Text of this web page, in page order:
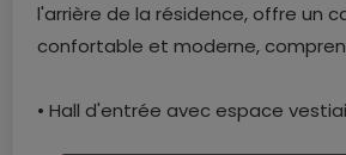
l'arrière de la résidence, offre un
confortable et moderne,
• Hall d'entrée avec espace